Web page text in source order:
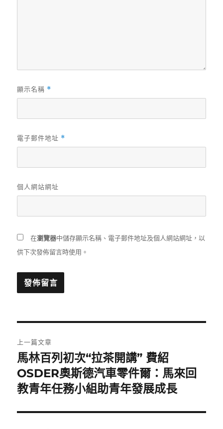
顯示名稱 *
電子郵件地址 *
個人網站網址
在瀏覽器中儲存顯示名稱、電子郵件地址及個人網站網址，以
供下次發佈留言時使用。
章
導
覽
上一篇文章
上
一
篇
章:
馬林百列初次“拉茶開講” 費紹
OSDER奧斯德汽車零件爾：馬來回
教青年任務小組助青年發展成長